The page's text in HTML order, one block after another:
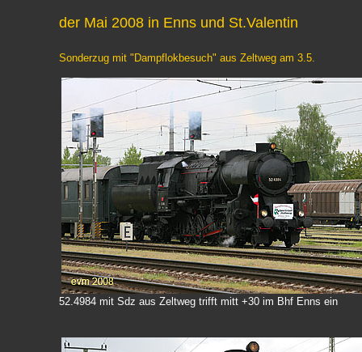
der Mai 2008 in Enns und St.Valentin
Sonderzug mit "Dampflokbesuch" aus Zeltweg am 3.5.
52.4984 mit Sdz aus Zeltweg trifft mitt +30 im Bhf Enns ein